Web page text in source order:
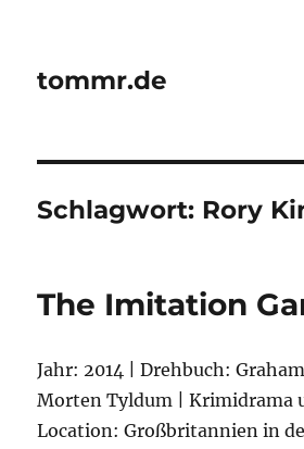
tommr.de
Schlagwort: Rory
The Imitation
Jahr: 2014 | Drehbuch:
Morten Tyldum | Krimidrama
Location: Großbritannien in